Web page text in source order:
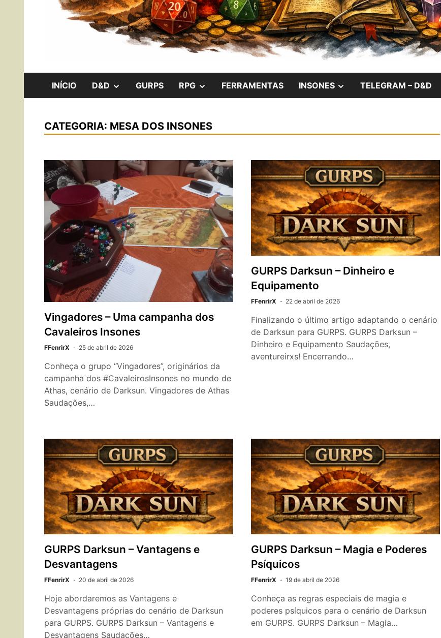
Os Cavaleiros das Noites Insones
INÍCIO
D&D SHOW
MENU
GURPS RPG SHOW
MENU
FERRAMENTAS INSONES SHOW
MENU
TELEGRAM – D&D
CATEGORIA: MESA DOS INSONES
Vingadores – Uma campanha dos
Cavaleiros Insones
FFenrirX 25 de abril de 2026
Conheça o grupo “Vingadores”, originários da
campanha dos #CavaleirosInsones no mundo de
Athas, cenário de Darksun. Vingadores de Athas
Saudações,…
GURPS Darksun – Dinheiro e
Equipamento
FFenrirX 22 de abril de 2026
Finalizando o último artigo adaptando o cenário
de Darksun para GURPS. GURPS Darksun –
Dinheiro e Equipamento Saudações,
aventureirxs! Encerrando…
GURPS Darksun – Vantagens e
Desvantagens
FFenrirX 20 de abril de 2026
Hoje abordaremos as Vantagens e
Desvantagens próprias do cenário de Darksun
para GURPS. GURPS Darksun – Vantagens e
Desvantagens Saudações…
GURPS Darksun – Magia e Poderes
Psíquicos
FFenrirX 19 de abril de 2026
Conheça as regras especiais de magia e
poderes psíquicos para o cenário de Darksun
em GURPS. GURPS Darksun – Magia…